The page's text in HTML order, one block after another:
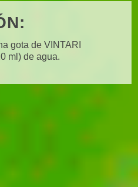
gota de VINTARI
ml) de agua.